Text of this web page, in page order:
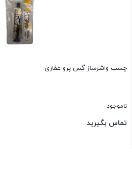
چسب واشرساز گس پرو غفاری
ناموجود
تماس بگیرید